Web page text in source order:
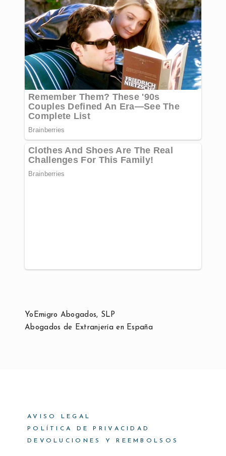
YoEmigro Abogados, SLP
Abogados de Extranjería en España
AVISO LEGAL
POLÍTICA DE PRIVACIDAD
DEVOLUCIONES Y REEMBOLSOS